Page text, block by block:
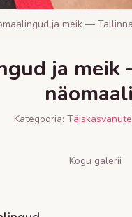
ja meik —
ja
Kategooria:
Kogu galerii